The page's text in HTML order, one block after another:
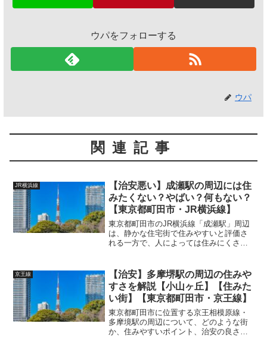
ウパをフォローする
ウパ
関連記事
JR横浜線
【治安悪い】成瀬駅の周辺には住
みたくない？やばい？何もない？
【東京都町田市・JR横浜線】
東京都町田市のJR横浜線「成瀬駅」周辺
は、静かな住宅街で住みやすいと評価さ
れる一方で、人によっては住みにくさを
くいポイントと、治安上の懸念点につい
て詳しく解説します。 ...
京王線
【治安】多摩堺駅の周辺の住みや
すさを解説【小山ヶ丘】【住みた
い街】【東京都町田市・京王線】
東京都町田市に位置する京王相模原線・
多摩境駅の周辺について、どのような街
か、住みやすいポイント、治安の良さを